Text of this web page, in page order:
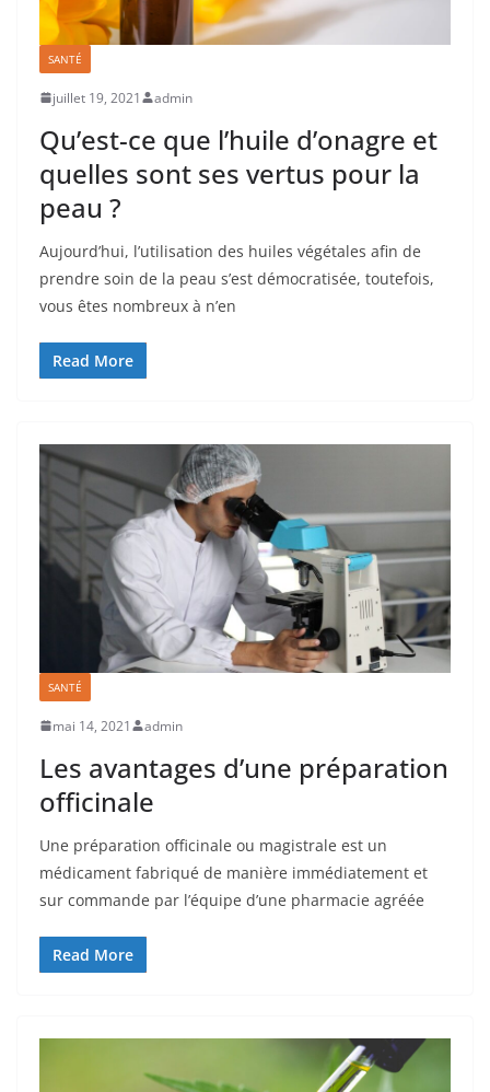
SANTÉ
juillet 19, 2021 admin
Qu’est-ce que l’huile d’onagre et
quelles sont ses vertus pour la
peau ?
Aujourd’hui, l’utilisation des huiles végétales afin de
prendre soin de la peau s’est démocratisée, toutefois,
vous êtes nombreux à n’en
Read More
SANTÉ
mai 14, 2021 admin
Les avantages d’une préparation
officinale
Une préparation officinale ou magistrale est un
médicament fabriqué de manière immédiatement et
sur commande par l’équipe d’une pharmacie agréée
Read More